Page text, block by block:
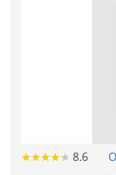
★★★★★
★★★★★ 8.6